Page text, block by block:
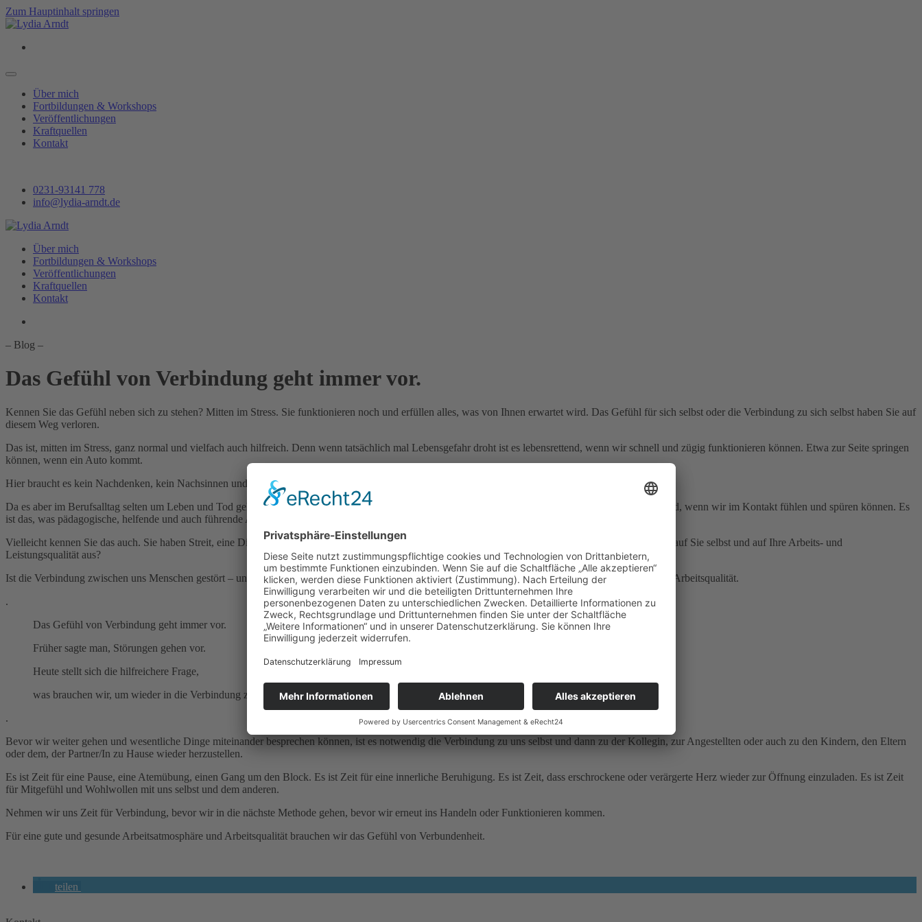
Zum Hauptinhalt springen
Über mich
Fortbildungen & Workshops
Veröffentlichungen
Kraftquellen
Kontakt
0231-93141 778
info@lydia-arndt.de
Über mich
Fortbildungen & Workshops
Veröffentlichungen
Kraftquellen
Kontakt
– Blog –
Das Gefühl von Verbindung geht immer vor.
Kennen Sie das Gefühl neben sich zu stehen? Mitten im Stress. Sie funktionieren noch und erfüllen alles, was von Ihnen erwartet wird. Das Gefühl für sich selbst oder die Verbindung zu sich selbst haben Sie auf
diesem Weg verloren.
Das ist, mitten im Stress, ganz normal und vielfach auch hilfreich. Denn wenn tatsächlich mal Lebensgefahr droht ist es lebensrettend, wenn wir schnell und zügig funktionieren können. Etwa zur Seite springen
können, wenn ein Auto kommt.
Hier braucht es kein Nachdenken, kein Nachsinnen und kein Gefühl – hier braucht es alles, was uns das Leben rettet.
Da es aber im Berufsalltag selten um Leben und Tod geht ist es hilfreich die Verbindung zu sich selbst und damit zu den anderen zu behalten. Es ist nährend, wenn wir im Kontakt fühlen und spüren können. Es
ist das, was pädagogische, helfende und auch führende Arbeit eigentlich ausmacht.
Vielleicht kennen Sie das auch. Sie haben Streit, eine Differenz oder sagen wir Stress mit einer Kollegin oder gar mit der Leitungskraft. Wie wirkt sich das auf Sie selbst und auf Ihre Arbeits- und
Leistungsqualität aus?
Ist die Verbindung zwischen uns Menschen gestört – und wir spüren das sofort – verlieren wir an Aufmerksamkeit, an Leistungskraft, an Beziehungs- und Arbeitsqualität.
.
Das Gefühl von Verbindung geht immer vor.
Früher sagte man, Störungen gehen vor.
Heute stellt sich die hilfreichere Frage,
was brauchen wir, um wieder in die Verbindung zu kommen?
.
Bevor wir weiter gehen und wesentliche Dinge miteinander besprechen können, ist es notwendig die Verbindung zu uns selbst und dann zu der Kollegin, zur Angestellten oder auch zu den Kindern, den Eltern
oder dem, der Partner/In zu Hause wieder herzustellen.
Es ist Zeit für eine Pause, eine Atemübung, einen Gang um den Block. Es ist Zeit für eine innerliche Beruhigung. Es ist Zeit, dass erschrockene oder verärgerte Herz wieder zur Öffnung einzuladen. Es ist Zeit
für Mitgefühl und Wohlwollen mit uns selbst und dem anderen.
Nehmen wir uns Zeit für Verbindung, bevor wir in die nächste Methode gehen, bevor wir erneut ins Handeln oder Funktionieren kommen.
Für eine gute und gesunde Arbeitsatmosphäre und Arbeitsqualität brauchen wir das Gefühl von Verbundenheit.
teilen